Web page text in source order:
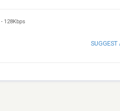
- 128Kbps
SUGGEST